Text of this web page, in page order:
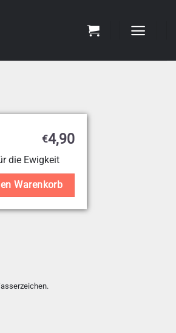
€4,90
die Ewigkeit
Warenkorb